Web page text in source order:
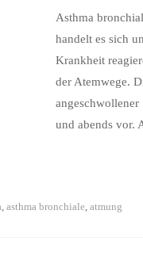
Asthma
handelt es sich
Krankheit
der Atemwege.
und abends vor.
, asthma bronchiale, atmung